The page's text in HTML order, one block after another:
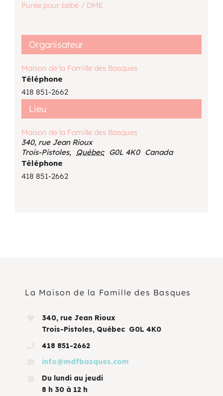
Purée pour bébé / DME
Lieu
Maison de la Famille des Basques
340, rue Jean Rioux
Trois-Pistoles, Québec G0L 4K0 Canada
Téléphone
418 851-2662
Organisateur
Maison de la Famille des Basques
Téléphone
418 851-2662
La Maison de la Famille des Basques
340, rue Jean Rioux
Trois-Pistoles, Québec G0L 4K0
418 851-2662
info@mdfbasques.com
Du lundi au jeudi
8 h 30 à 12 h